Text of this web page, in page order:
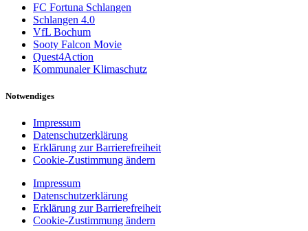
FC Fortuna Schlangen
Schlangen 4.0
VfL Bochum
Sooty Falcon Movie
Quest4Action
Kommunaler Klimaschutz
Notwendiges
Impressum
Datenschutzerklärung
Erklärung zur Barrierefreiheit
Cookie-Zustimmung ändern
Impressum
Datenschutzerklärung
Erklärung zur Barrierefreiheit
Cookie-Zustimmung ändern